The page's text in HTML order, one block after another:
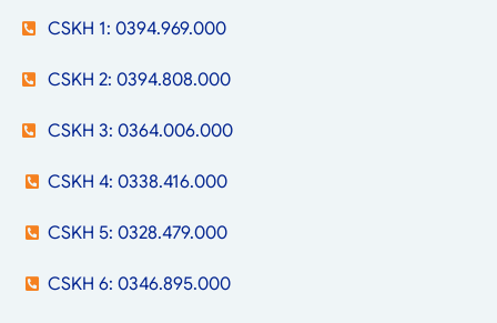
CSKH 1: 0394.969.000
CSKH 2: 0394.808.000
CSKH 3: 0364.006.000
CSKH 4: 0338.416.000
CSKH 5: 0328.479.000
CSKH 6: 0346.895.000